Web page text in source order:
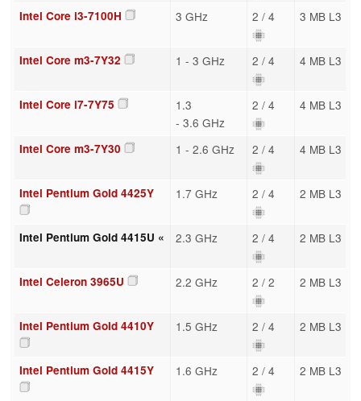
Intel Core i3-7100H 3 GHz 2 / 4 3 MB L3
Intel Core m3-7Y32 1 - 3 GHz 2 / 4 4 MB L3
Intel Core i7-7Y75
1.3
- 3.6 GHz
2 / 4 4 MB L3
Intel Core m3-7Y30 1 - 2.6 GHz 2 / 4 4 MB L3
Intel Pentium Gold 4425Y 1.7 GHz 2 / 4 2 MB L3
Intel Pentium Gold 4415U « 2.3 GHz 2 / 4 2 MB L3
Intel Celeron 3965U 2.2 GHz 2 / 2 2 MB L3
Intel Pentium Gold 4410Y 1.5 GHz 2 / 4 2 MB L3
Intel Pentium Gold 4415Y 1.6 GHz 2 / 4 2 MB L3